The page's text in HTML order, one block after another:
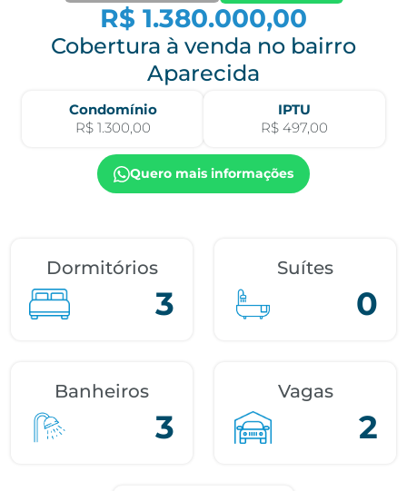
R$ 1.380.000,00
Cobertura à venda no bairro
Aparecida
Condomínio
R$ 1.300,00
IPTU
R$ 497,00
Quero mais informações
Dormitórios
3
Suítes
0
Banheiros
3
Vagas
2